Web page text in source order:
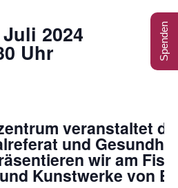
2024
Uhr
veranstaltet
und
wir am
Kunstwerke von
Spenden